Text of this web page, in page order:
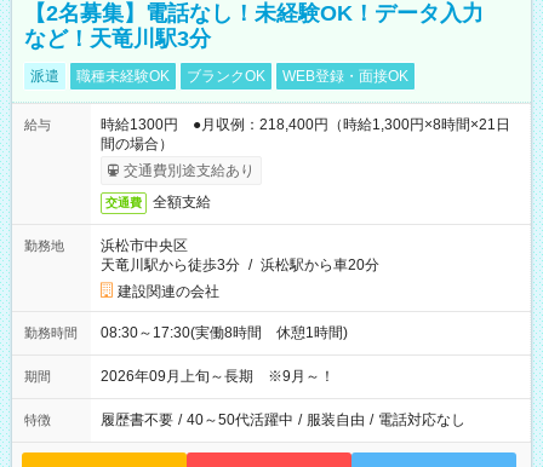
【2名募集】電話なし！未経験OK！データ入力
など！天竜川駅3分
派遣 職種未経験OK ブランクOK WEB登録・面接OK
給与
時給1300円 ●月収例：218,400円（時給1,300円×8時間×21日
間の場合）
交通費別途支給あり
交通費 全額支給
勤務地
浜松市中央区
天竜川駅から徒歩3分 / 浜松駅から車20分
建設関連の会社
勤務時間 08:30～17:30(実働8時間 休憩1時間)
期間 2026年09月上旬～長期 ※9月～！
特徴 履歴書不要 / 40～50代活躍中 / 服装自由 / 電話対応なし